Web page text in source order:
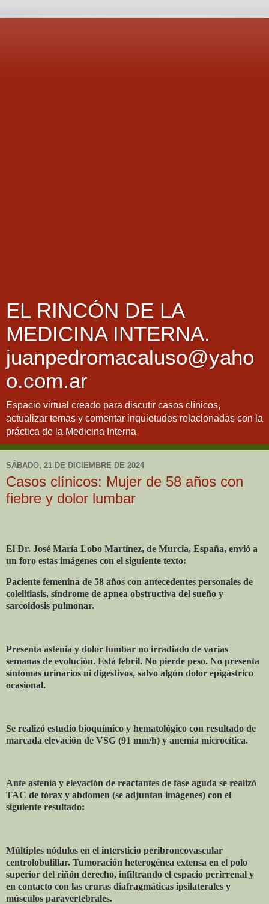
EL RINCÓN DE LA
MEDICINA INTERNA.
juanpedromacaluso@yaho
o.com.ar
Espacio virtual creado para discutir casos clínicos,
actualizar temas y comentar inquietudes relacionadas con la
práctica de la Medicina Interna
SÁBADO, 21 DE DICIEMBRE DE 2024
Casos clínicos: Mujer de 58 años con
fiebre y dolor lumbar
El Dr. José María Lobo Martínez, de Murcia, España, envió a
un foro estas imágenes con el siguiente texto:
Paciente femenina de 58 años con antecedentes personales de
colelitiasis, síndrome de apnea obstructiva del sueño y
sarcoidosis pulmonar.
Presenta astenia y dolor lumbar no irradiado de varias
semanas de evolución. Está febril. No pierde peso. No presenta
síntomas urinarios ni digestivos, salvo algún dolor epigástrico
ocasional.
Se realizó estudio bioquímico y hematológico con resultado de
marcada elevación de VSG (91 mm/h) y anemia microcítica.
Ante astenia y elevación de reactantes de fase aguda se realizó
TAC de tórax y abdomen (se adjuntan imágenes) con el
siguiente resultado:
Múltiples nódulos en el intersticio peribroncovascular
centrolobulillar. Tumoración heterogénea extensa en el polo
superior del riñón derecho, infiltrando el espacio perirrenal y
en contacto con las cruras diafragmáticas ipsilaterales y
músculos paravertebrales.